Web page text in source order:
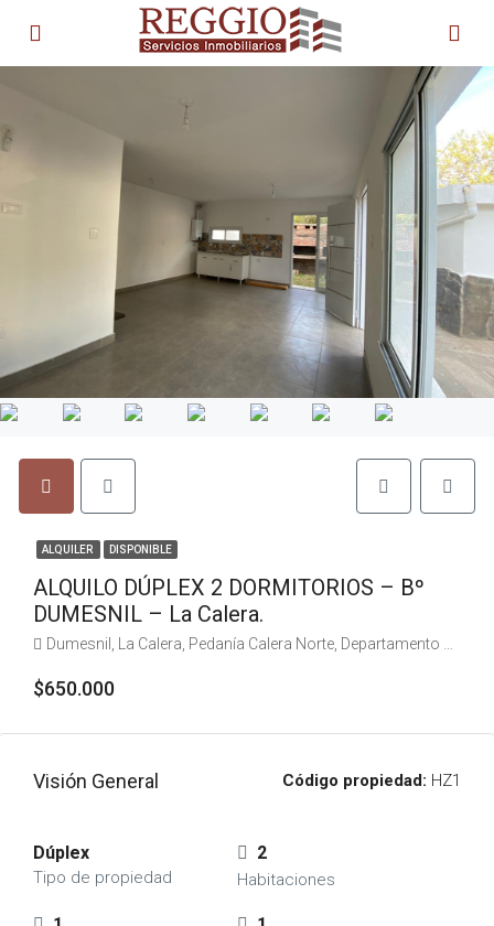
ALQUILER DISPONIBLE
ALQUILO DÚPLEX 2 DORMITORIOS – Bº
DUMESNIL – La Calera.
Dumesnil, La Calera, Pedanía Calera Norte, Departamento Colón, Córdoba, X5111, Argentina
$650.000
Visión General Código propiedad: HZ1
Dúplex
Tipo de propiedad
2
Habitaciones